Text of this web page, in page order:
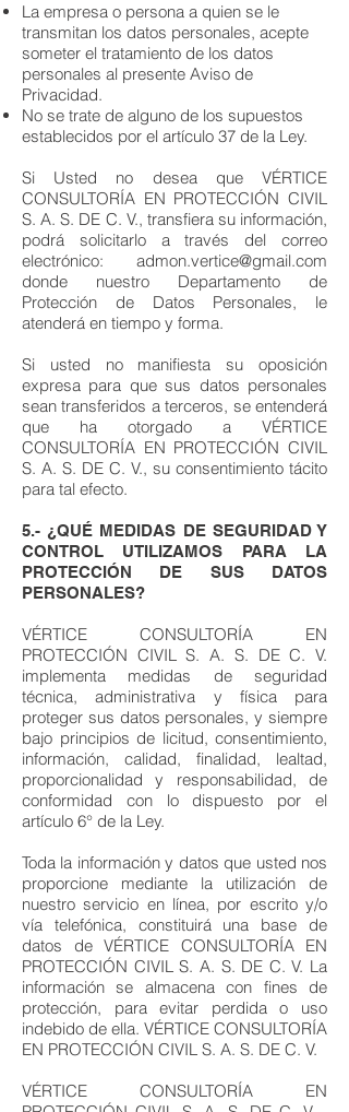
La empresa o persona a quien se le
transmitan los datos personales, acepte
someter el tratamiento de los datos
personales al presente Aviso de
Privacidad.
No se trate de alguno de los supuestos
establecidos por el artículo 37 de la Ley.
Si Usted no desea que VÉRTICE
CONSULTORÍA EN PROTECCIÓN CIVIL
S. A. S. DE C. V., transfiera su información,
podrá solicitarlo a través del correo
electrónico: admon.vertice@gmail.com
donde nuestro Departamento de
Protección de Datos Personales, le
atenderá en tiempo y forma.
Si usted no manifiesta su oposición
expresa para que sus datos personales
sean transferidos a terceros, se entenderá
que ha otorgado a VÉRTICE
CONSULTORÍA EN PROTECCIÓN CIVIL
S. A. S. DE C. V., su consentimiento tácito
para tal efecto.
5.- ¿QUÉ MEDIDAS DE SEGURIDAD Y
CONTROL UTILIZAMOS PARA LA
PROTECCIÓN DE SUS DATOS
PERSONALES?
VÉRTICE CONSULTORÍA EN
PROTECCIÓN CIVIL S. A. S. DE C. V.
implementa medidas de seguridad
técnica, administrativa y física para
proteger sus datos personales, y siempre
bajo principios de licitud, consentimiento,
información, calidad, finalidad, lealtad,
proporcionalidad y responsabilidad, de
conformidad con lo dispuesto por el
artículo 6° de la Ley.
Toda la información y datos que usted nos
proporcione mediante la utilización de
nuestro servicio en línea, por escrito y/o
vía telefónica, constituirá una base de
datos de VÉRTICE CONSULTORÍA EN
PROTECCIÓN CIVIL S. A. S. DE C. V. La
información se almacena con fines de
protección, para evitar perdida o uso
indebido de ella. VÉRTICE CONSULTORÍA
EN PROTECCIÓN CIVIL S. A. S. DE C. V.
VÉRTICE CONSULTORÍA EN